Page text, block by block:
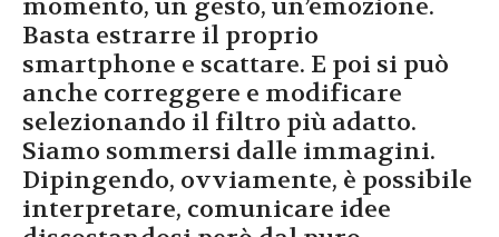
momento, un gesto, un’emozione.
Basta estrarre il proprio
smartphone e scattare. E poi si può
anche correggere e modificare
selezionando il filtro più adatto.
Siamo sommersi dalle immagini.
Dipingendo, ovviamente, è possibile
interpretare, comunicare idee